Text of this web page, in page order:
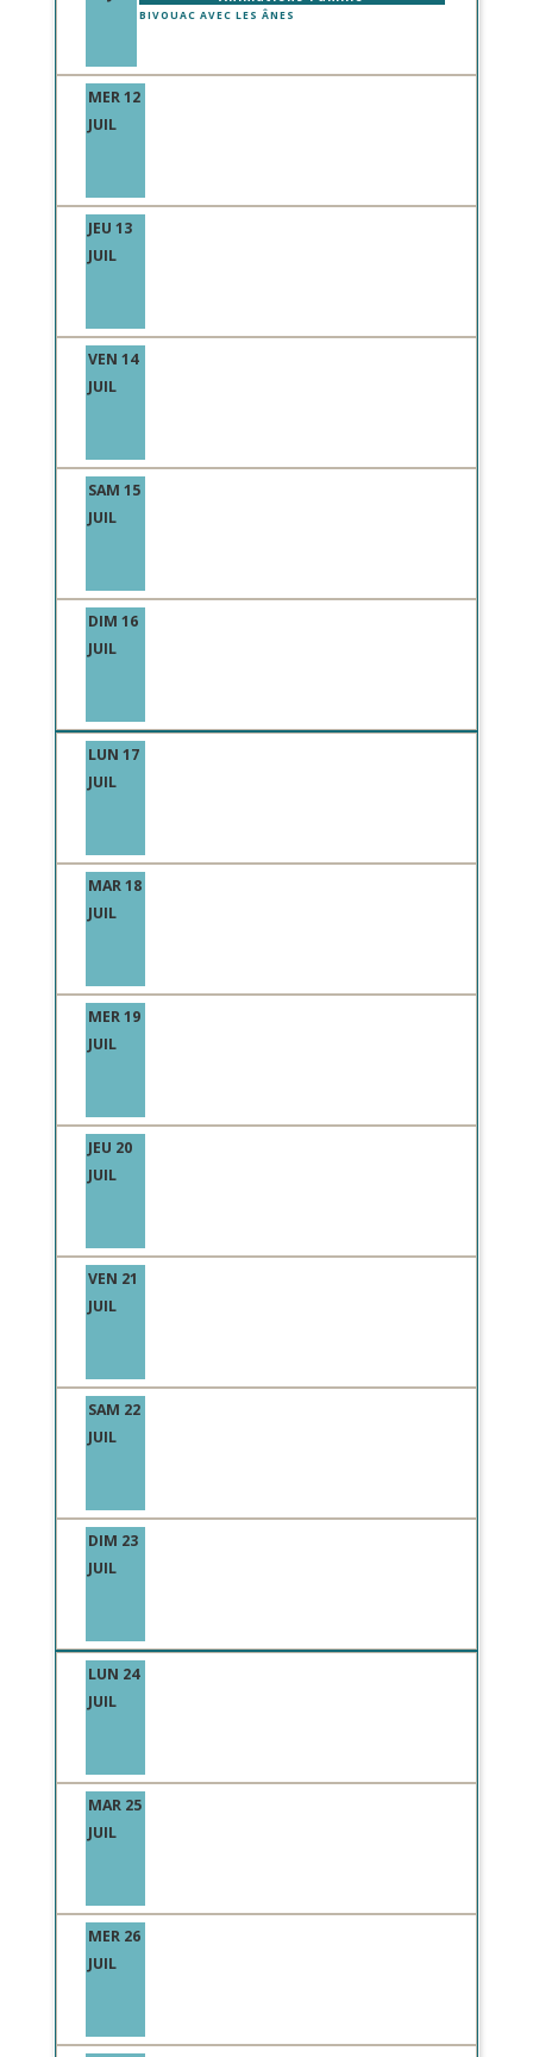
BIVOUAC AVEC LES ÂNES
MER 12
JUIL
JEU 13
JUIL
VEN 14
JUIL
SAM 15
JUIL
DIM 16
JUIL
LUN 17
JUIL
MAR 18
JUIL
MER 19
JUIL
JEU 20
JUIL
VEN 21
JUIL
SAM 22
JUIL
DIM 23
JUIL
LUN 24
JUIL
MAR 25
JUIL
MER 26
JUIL